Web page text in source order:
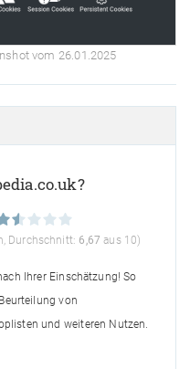
vom 26.01.2025
Durchschnitt: 6,67 aus 10)
Ihrer Einschätzung! So
von
und weiteren Nutzen.